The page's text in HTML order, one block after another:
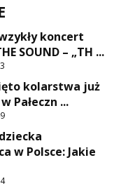
koncert
SOUND – „TH ...
kolarstwa już
Pałeczn ...
w Polsce: Jakie